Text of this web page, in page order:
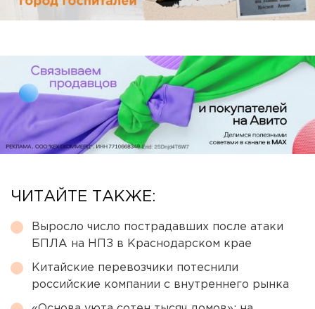
ЧИТАЙТЕ ТАКЖЕ:
Выросло число пострадавших после атаки
БПЛА на НПЗ в Краснодарском крае
Китайские перевозчики потеснили
российские компании с внутреннего рынка